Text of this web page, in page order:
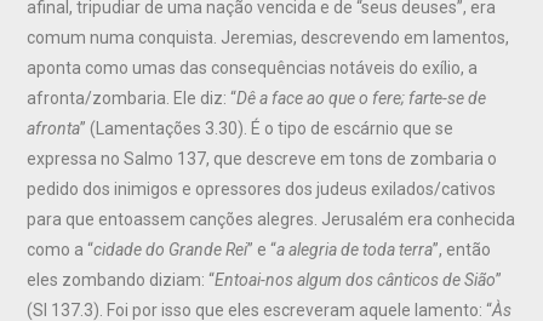
afinal, tripudiar de uma nação vencida e de “seus deuses”, era
comum numa conquista. Jeremias, descrevendo em lamentos,
aponta como umas das consequências notáveis do exílio, a
afronta/zombaria. Ele diz: “Dê a face ao que o fere; farte-sede
afronta” (Lamentações 3.30). É o tipo de escárnio que se
expressa no Salmo 137, que descreve em tons de zombaria o
pedido dos inimigos e opressores dos judeus exilados/cativos
para que entoassem canções alegres. Jerusalém era conhecida
como a “cidade do Grande Rei” e “a alegria de toda terra”, então
eles zombando diziam: “Entoai-nos algum dos cânticos de Sião”
(Sl 137.3). Foi por isso que eles escreveram aquele lamento: “Às